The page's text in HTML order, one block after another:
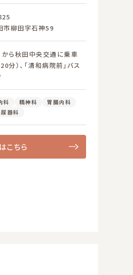
市柳田字石神59
から秋田中央交通に乗車
分）、「清和病院前」バス
科 精神科
胃腸内科
器科
こちら